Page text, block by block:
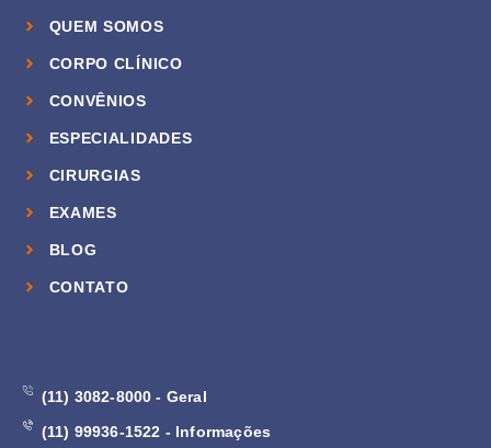
QUEM SOMOS
CORPO CLÍNICO
CONVÊNIOS
ESPECIALIDADES
CIRURGIAS
EXAMES
BLOG
CONTATO
(11) 3082-8000 - Geral
(11) 99936-1522 - Informações